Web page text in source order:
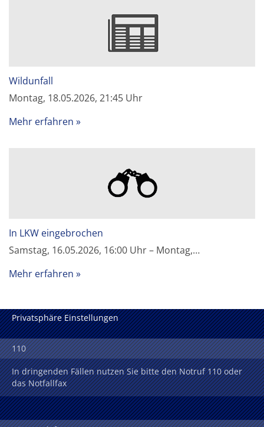
Wildunfall
Montag, 18.05.2026, 21:45 Uhr
Mehr erfahren
In LKW eingebrochen
Samstag, 16.05.2026, 16:00 Uhr – Montag,…
Mehr erfahren
Privatsphäre Einstellungen
110
In dringenden Fällen nutzen Sie bitte den Notruf 110 oder
das Notfallfax